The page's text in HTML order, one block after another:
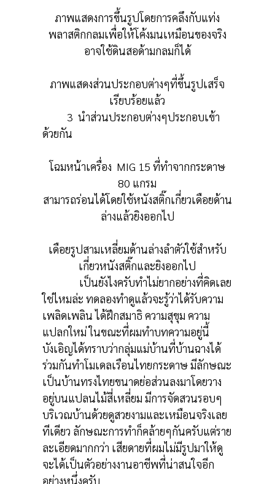
ภาพแสดงการขึ้นรูปโดยการคลึงกับแท่ง
พลาสติกกลมเพื่อให้โค้งมนเหมือนของจริง
อาจใช้ดินสอด้ามกลมก็ได้
ภาพแสดงส่วนประกอบต่างๆที่ขึ้นรูปเสร็จ
เรียบร้อยแล้ว
3 นำส่วนประกอบต่างๆประกอบเข้า
ด้วยกัน
โฉมหน้าเครื่อง MIG 15 ที่ทำจากกระดาษ
80 แกรม
สามารถร่อนได้โดยใช้หนังสติ๊กเกี่ยวเดือยด้าน
ล่างแล้วยิงออกไป
เดือยรูปสามเหลี่ยมด้านล่างลำตัวใช้สำหรับ
เกี่ยวหนังสติ๊กและยิงออกไป
เป็นยังไงครับทำไม่ยากอย่างที่คิดเลย
ใช่ไหมล่ะ ทดลองทำดูแล้วจะรู้ว่าได้รับความ
เพลิดเพลิน ได้ฝึกสมาธิ ความสุขุม ความ
แปลกใหม่ ในขณะที่ผมทำบทความอยู่นี้
บังเอิญได้ทราบว่ากลุ่มแม่บ้านที่บ้านฉางได้
ร่วมกันทำโมเดลเรือนไทยกระดาษ มีลักษณะ
เป็นบ้านทรงไทยขนาดย่อส่วนลงมาโดยวาง
อยู่บนแปลนไม้สี่เหลี่ยม มีการจัดสวนรอบๆ
บริเวณบ้านด้วยดูสวยงามและเหมือนจริงเลย
ทีเดียว ลักษณะการทำก็คล้ายๆกันครับแต่ราย
ละเอียดมากกว่า เสียดายที่ผมไม่มีรูปมาให้ดู
จะได้เป็นตัวอย่างงานอาชีพที่น่าสนใจอีก
อย่างหนึ่งครับ